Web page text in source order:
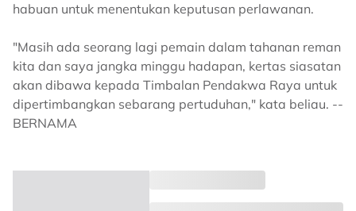
habuan untuk menentukan keputusan perlawanan.
"Masih ada seorang lagi pemain dalam tahanan reman
kita dan saya jangka minggu hadapan, kertas siasatan
akan dibawa kepada Timbalan Pendakwa Raya untuk
dipertimbangkan sebarang pertuduhan," kata beliau. --
BERNAMA